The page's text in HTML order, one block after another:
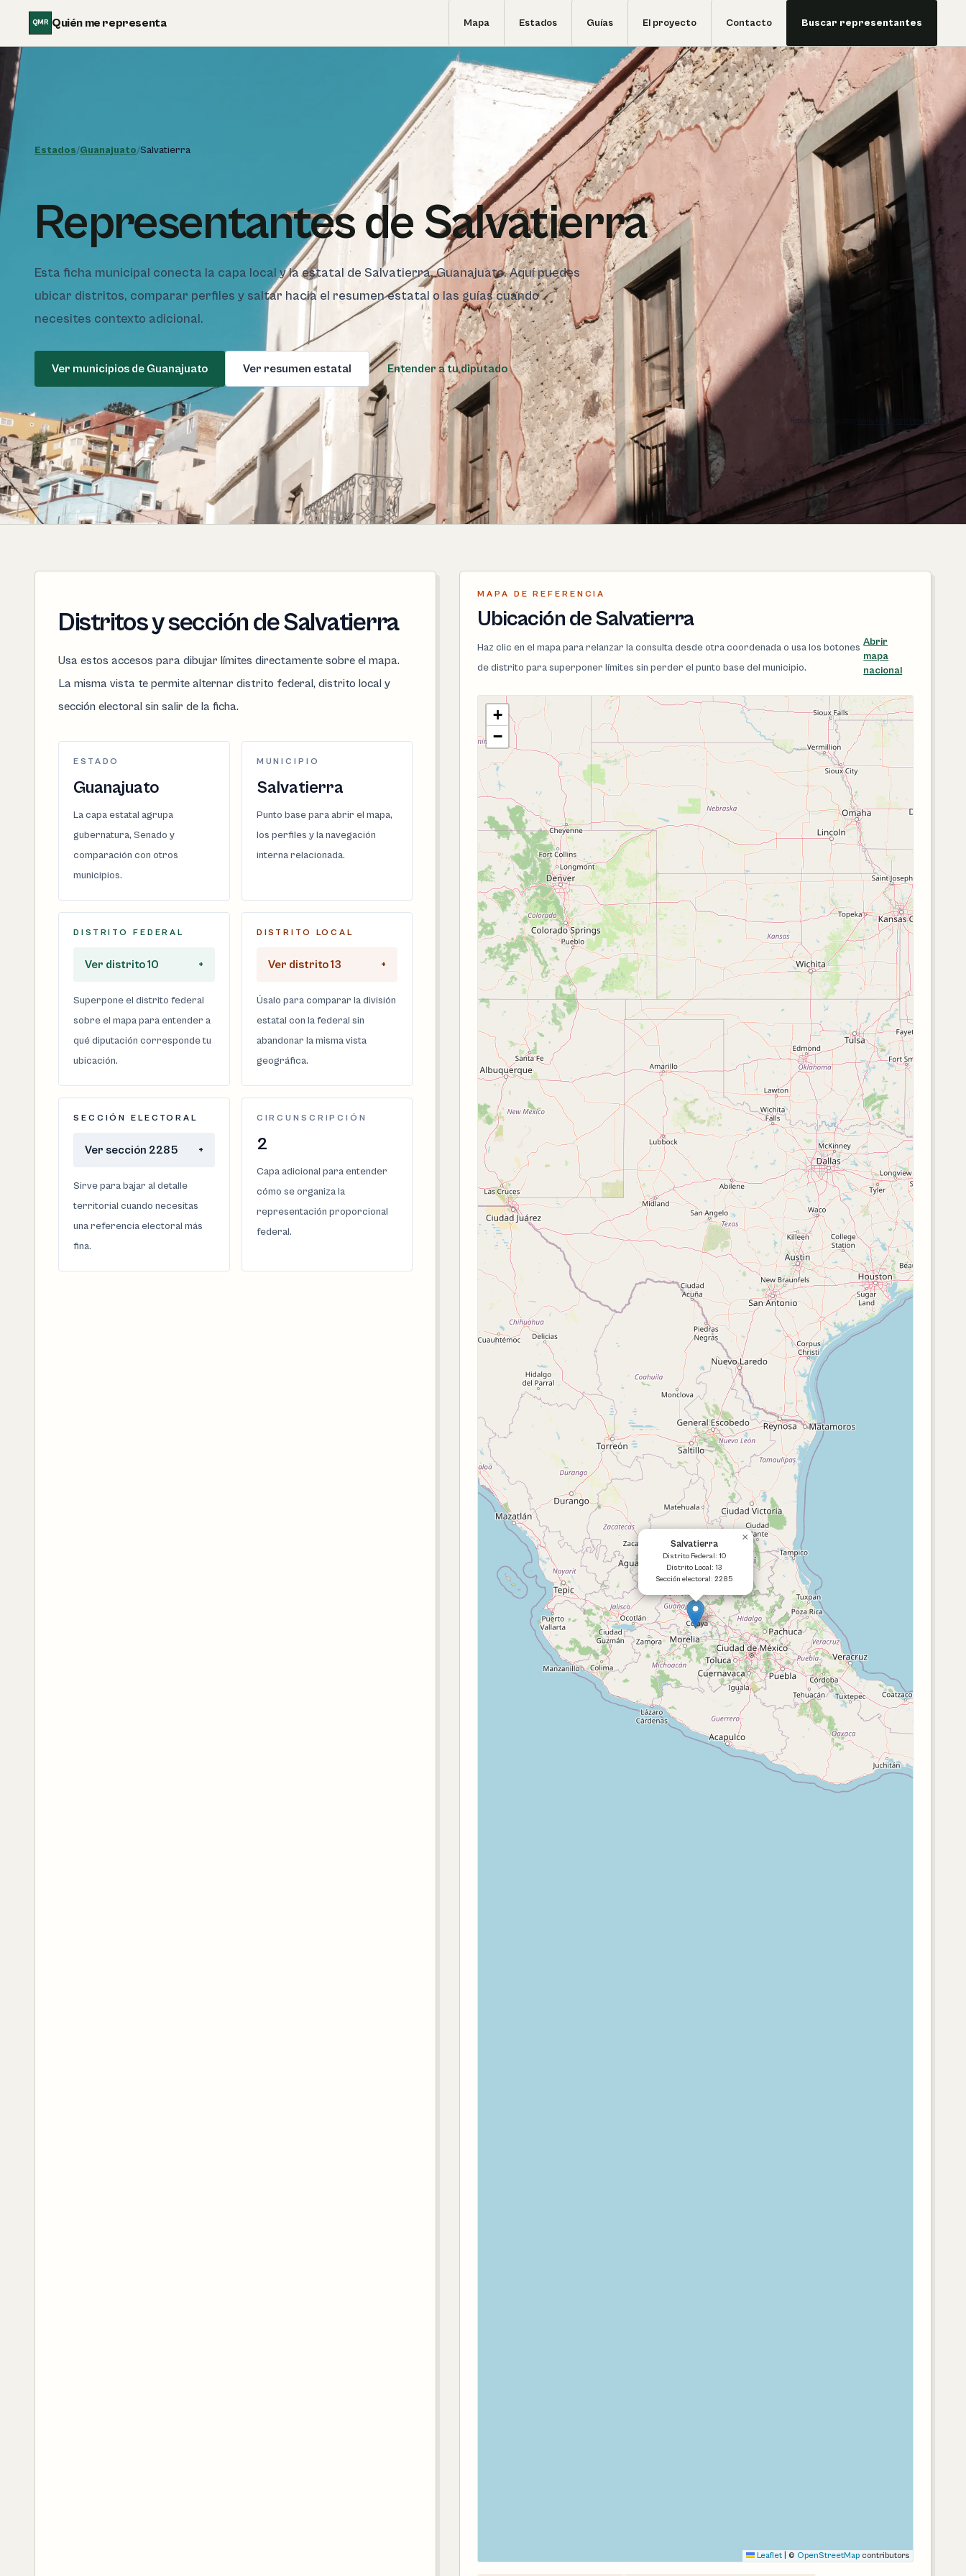
QMR Quién me representa Mapa Estados Guías El proyecto Contacto Buscar representantes
Estados/Guanajuato/Salvatierra
Representantes de Salvatierra
Esta ficha municipal conecta la capa local y la estatal de Salvatierra, Guanajuato. Aquí puedes
ubicar distritos, comparar perfiles y saltar hacia el resumen estatal o las guías cuando
necesites contexto adicional.
Ver municipios de Guanajuato Ver resumen estatal Entender a tu diputado
Foto de Guanajuato: Willy Méndez / Pexels
Distritos y sección de Salvatierra
Usa estos accesos para dibujar límites directamente sobre el mapa.
La misma vista te permite alternar distrito federal, distrito local y
sección electoral sin salir de la ficha.
ESTADO
Guanajuato
La capa estatal agrupa
gubernatura, Senado y
comparación con otros
municipios.
MUNICIPIO
Salvatierra
Punto base para abrir el mapa,
los perfiles y la navegación
interna relacionada.
DISTRITO FEDERAL
Ver distrito 10 +
Superpone el distrito federal
sobre el mapa para entender a
qué diputación corresponde tu
ubicación.
DISTRITO LOCAL
Ver distrito 13 +
Úsalo para comparar la división
estatal con la federal sin
abandonar la misma vista
geográfica.
SECCIÓN ELECTORAL
Ver sección 2285 +
Sirve para bajar al detalle
territorial cuando necesitas
una referencia electoral más
fina.
CIRCUNSCRIPCIÓN
2
Capa adicional para entender
cómo se organiza la
representación proporcional
federal.
MAPA DE REFERENCIA
Ubicación de Salvatierra
Haz clic en el mapa para relanzar la consulta desde otra coordenada o usa los botones
de distrito para superponer límites sin perder el punto base del municipio.
Abrir
mapa
nacional
Salvatierra
Distrito Federal: 10
Distrito Local: 13
Sección electoral: 2285
×
+
−
Leaflet © OpenStreetMapcontributors